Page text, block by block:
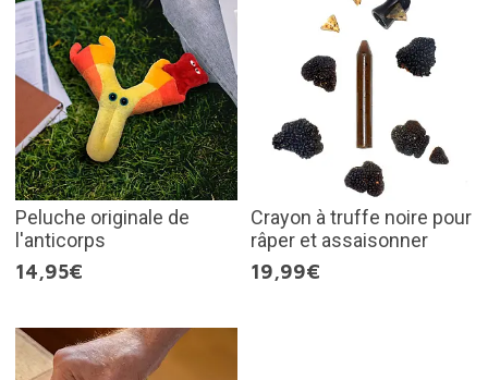
Peluche originale de
l'anticorps
14,95€
Crayon à truffe noire pour
râper et assaisonner
19,99€